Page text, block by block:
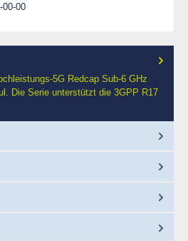
00-00
5G Redcap Sub-6 GHz
Die Serie unterstützt die 3GPP R17